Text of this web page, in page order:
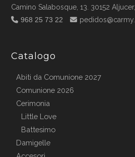
Camino Salabosque, 13. 30152
968 25 73 22
Catalogo
Abiti da Comunione 2027
Comunione 2026
Cerimonia
Little Love
Battesimo
Damigelle